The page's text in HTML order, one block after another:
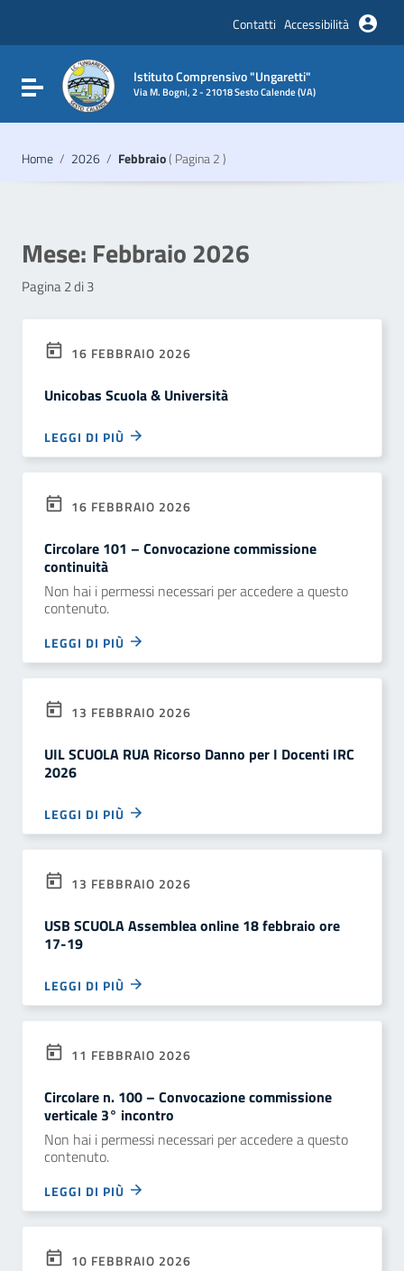
Vai al footer
Contatti Accessibilità
Attiva / disattiva la navigazione
Istituto Comprensivo "Ungaretti"
Via M. Bogni, 2 - 21018 Sesto Calende (VA)
Home / 2026 / Febbraio( Pagina 2 )
Mese: Febbraio 2026
Pagina 2 di 3
16 FEBBRAIO 2026
Unicobas Scuola & Università
LEGGI DI PIÙ
16 FEBBRAIO 2026
Circolare 101 – Convocazione commissione
continuità
Non hai i permessi necessari per accedere a questo
contenuto.
LEGGI DI PIÙ
13 FEBBRAIO 2026
UIL SCUOLA RUA Ricorso Danno per I Docenti IRC
2026
LEGGI DI PIÙ
13 FEBBRAIO 2026
USB SCUOLA Assemblea online 18 febbraio ore
17-19
LEGGI DI PIÙ
11 FEBBRAIO 2026
Circolare n. 100 – Convocazione commissione
verticale 3° incontro
Non hai i permessi necessari per accedere a questo
contenuto.
LEGGI DI PIÙ
10 FEBBRAIO 2026